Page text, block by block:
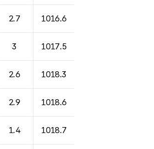
2.7 1016.6
3 1017.5
2.6 1018.3
2.9 1018.6
1.4 1018.7